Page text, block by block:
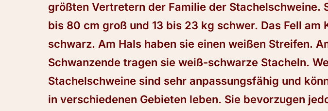
größten Vertretern der Familie der Stachelschweine.
bis 80 cm groß und 13 bis 23 kg schwer. Das Fell am
schwarz. Am Hals haben sie einen weißen Streifen.
Schwanzende tragen sie weiß-schwarze Stacheln.
Stachelschweine sind sehr anpassungsfähig und
in verschiedenen Gebieten leben. Sie bevorzugen